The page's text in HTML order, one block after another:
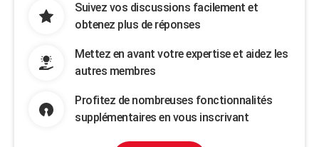
Suivez vos discussions facilement et
obtenez plus de réponses
Mettez en avant votre expertise et aidez les
autres membres
Profitez de nombreuses fonctionnalités
supplémentaires en vous inscrivant